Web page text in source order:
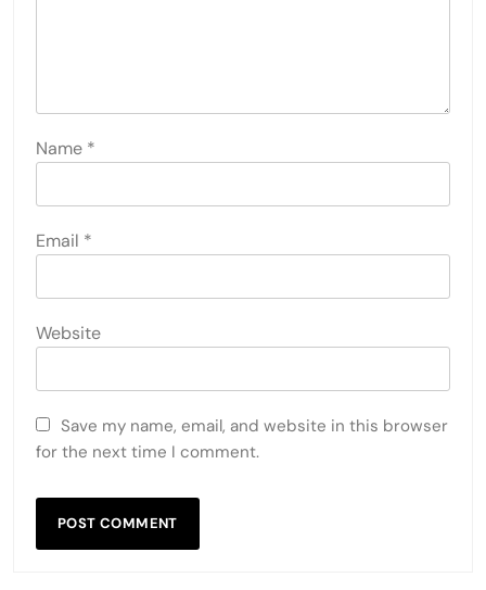
Name *
Email *
Website
Save my name, email, and website in this browser
for the next time I comment.